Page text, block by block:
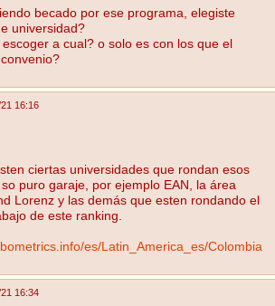
becado por ese programa, elegiste
universidad?
a cual? o solo es con los que el
16:16
ciertas universidades que rondan esos
puro garaje, por ejemplo EAN, la área
Lorenz y las demás que esten rondando el
de este ranking.
es/Latin_America_es/Colombia
16:34